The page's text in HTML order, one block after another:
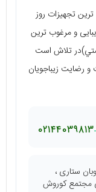
ترين تجهيزات روز
و مرغوب ترين
تلاش است
رضايت زيباجويان
02144039813
ستاری ،
مجتمع کوروش